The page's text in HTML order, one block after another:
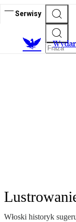
Serwisy
Włoski historyk